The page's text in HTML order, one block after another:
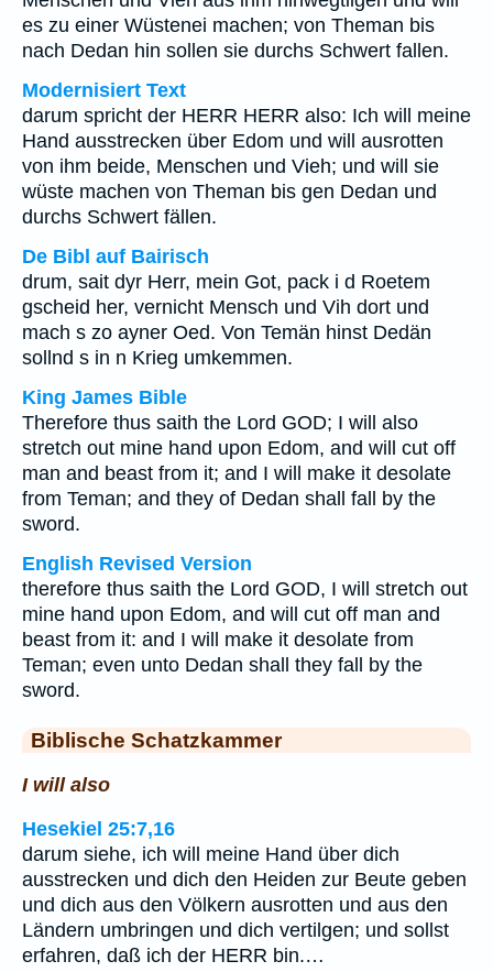
es zu einer Wüstenei machen; von Theman bis
nach Dedan hin sollen sie durchs Schwert fallen.
Modernisiert Text
darum spricht der HERR HERR also: Ich will meine
Hand ausstrecken über Edom und will ausrotten
von ihm beide, Menschen und Vieh; und will sie
wüste machen von Theman bis gen Dedan und
durchs Schwert fällen.
De Bibl auf Bairisch
drum, sait dyr Herr, mein Got, pack i d Roetem
gscheid her, vernicht Mensch und Vih dort und
mach s zo ayner Oed. Von Temän hinst Dedän
sollnd s in n Krieg umkemmen.
King James Bible
Therefore thus saith the Lord GOD; I will also
stretch out mine hand upon Edom, and will cut off
man and beast from it; and I will make it desolate
from Teman; and they of Dedan shall fall by the
sword.
English Revised Version
therefore thus saith the Lord GOD, I will stretch out
mine hand upon Edom, and will cut off man and
beast from it: and I will make it desolate from
Teman; even unto Dedan shall they fall by the
sword.
Biblische Schatzkammer
I will also
Hesekiel 25:7,16
darum siehe, ich will meine Hand über dich
ausstrecken und dich den Heiden zur Beute geben
und dich aus den Völkern ausrotten und aus den
Ländern umbringen und dich vertilgen; und sollst
erfahren, daß ich der HERR bin.…